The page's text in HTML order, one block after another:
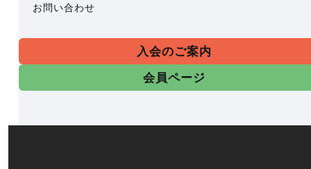
お問い合わせ
入会のご案内
会員ページ